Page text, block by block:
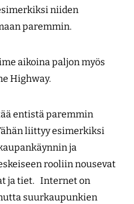
niiden
paremmin.
aikoina paljon myös
Highway.
entistä paremmin
liittyy esimerkiksi
ja
rooliin nousevat
ja tiet. Internet on
suurkaupunkien